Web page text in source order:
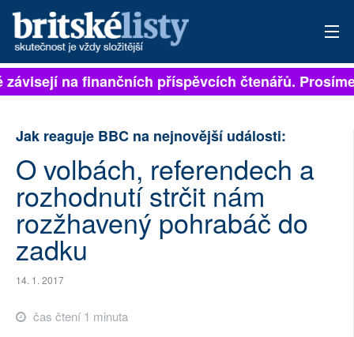
PŘIHLÁSIT
ROZHOVORY
TÉMATA
NEJČTENĚJŠÍ ZA 7 DNÍ
na finančních příspěvcích čtenářů.
Jak reaguje BBC na nejnovější události:
O volbách, referendech a
rozhodnutí strčit nám
rozžhavený pohrabáč do
zadku
14. 1. 2017
čas čtení 1 minuta